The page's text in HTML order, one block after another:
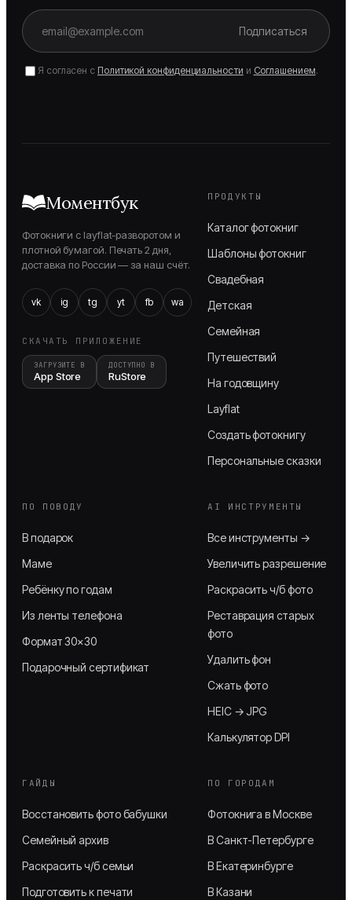
Подписаться
Я согласен с Политикой конфиденциальности и Соглашением.
Моментбук
Фотокниги с layflat-разворотом и
плотной бумагой. Печать 2 дня,
доставка по России — за наш счёт.
vk ig tg yt fb wa
СКАЧАТЬ ПРИЛОЖЕНИЕ
ЗАГРУЗИТЕ В
App Store
ДОСТУПНО В
RuStore
ПРОДУКТЫ
Каталог фотокниг
Шаблоны фотокниг
Свадебная
Детская
Семейная
Путешествий
На годовщину
Layflat
Создать фотокнигу
Персональные сказки
ПО ПОВОДУ
В подарок
Маме
Ребёнку по годам
Из ленты телефона
Формат 30×30
Подарочный сертификат
AI ИНСТРУМЕНТЫ
Все инструменты →
Увеличить разрешение
Раскрасить ч/б фото
Реставрация старых
фото
Удалить фон
Сжать фото
HEIC → JPG
Калькулятор DPI
ГАЙДЫ
Восстановить фото бабушки
Семейный архив
Раскрасить ч/б семьи
Подготовить к печати
ПО ГОРОДАМ
Фотокнига в Москве
В Санкт-Петербурге
В Екатеринбурге
В Казани